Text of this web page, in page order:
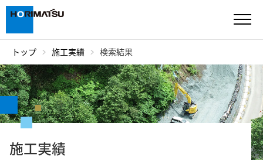
ご挨拶・沿革
企業情報
サスティナビリティ
施工実績
トップ 施工実績 検索結果
施工実績